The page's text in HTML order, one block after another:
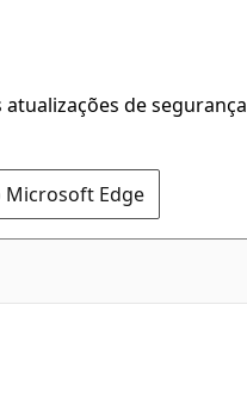
de segurança
Edge